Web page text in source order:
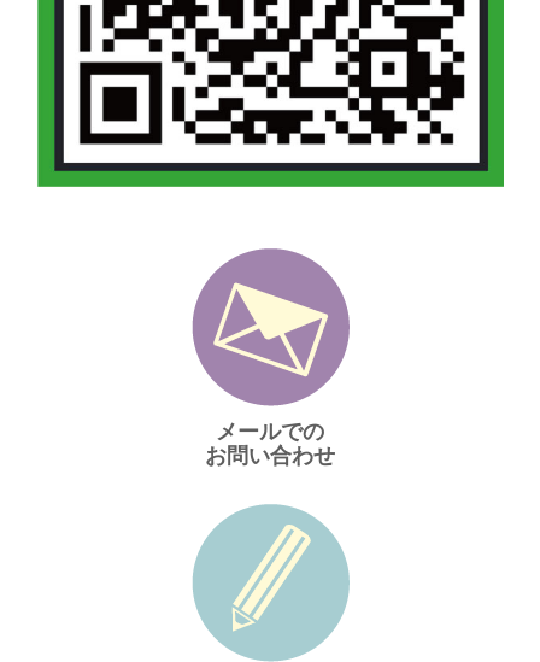
メールでの
お問い合わせ